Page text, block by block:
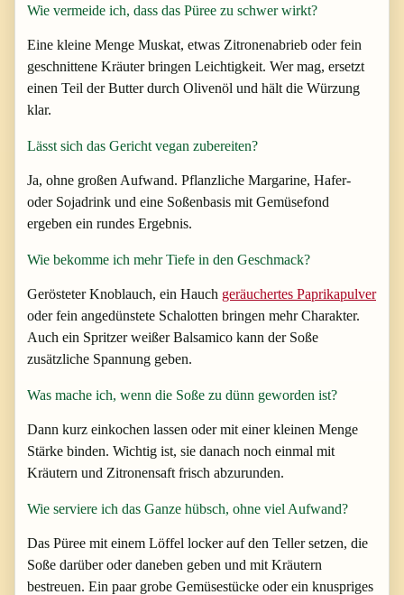
Wie vermeide ich, dass das Püree zu schwer wirkt?
Eine kleine Menge Muskat, etwas Zitronenabrieb oder fein
geschnittene Kräuter bringen Leichtigkeit. Wer mag, ersetzt
einen Teil der Butter durch Olivenöl und hält die Würzung
klar.
Lässt sich das Gericht vegan zubereiten?
Ja, ohne großen Aufwand. Pflanzliche Margarine, Hafer-
oder Sojadrink und eine Soßenbasis mit Gemüsefond
ergeben ein rundes Ergebnis.
Wie bekomme ich mehr Tiefe in den Geschmack?
Gerösteter Knoblauch, ein Hauch geräuchertes Paprikapulver
oder fein angedünstete Schalotten bringen mehr Charakter.
Auch ein Spritzer weißer Balsamico kann der Soße
zusätzliche Spannung geben.
Was mache ich, wenn die Soße zu dünn geworden ist?
Dann kurz einkochen lassen oder mit einer kleinen Menge
Stärke binden. Wichtig ist, sie danach noch einmal mit
Kräutern und Zitronensaft frisch abzurunden.
Wie serviere ich das Ganze hübsch, ohne viel Aufwand?
Das Püree mit einem Löffel locker auf den Teller setzen, die
Soße darüber oder daneben geben und mit Kräutern
bestreuen. Ein paar grobe Gemüsestücke oder ein knuspriges